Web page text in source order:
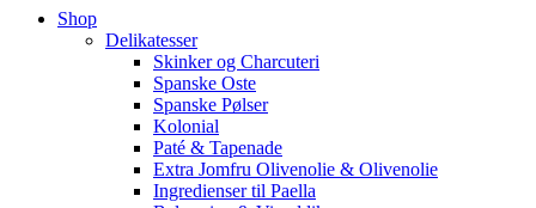
Shop
Delikatesser
Skinker og Charcuteri
Spanske Oste
Spanske Pølser
Kolonial
Paté & Tapenade
Extra Jomfru Olivenolie & Olivenolie
Ingredienser til Paella